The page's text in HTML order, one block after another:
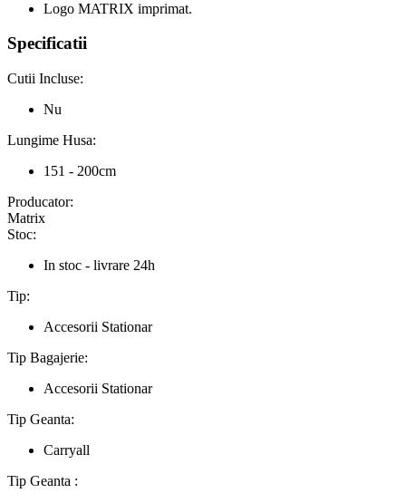
Logo MATRIX imprimat.
Specificatii
Cutii Incluse:
Nu
Lungime Husa:
151 - 200cm
Producator:
Matrix
Stoc:
In stoc - livrare 24h
Tip:
Accesorii Stationar
Tip Bagajerie:
Accesorii Stationar
Tip Geanta:
Carryall
Tip Geanta :